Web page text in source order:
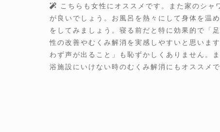
こちらも女性にオススメです。また家のシャ
が良いでしょう。お風呂を熱々にして身体を温
をしてみましょう。寝る前だと特に効果的で「
性の改善やむくみ解消を実感しやすいと思いま
わず声が出ること」も恥ずかしくありません。
浴施設にいけない時のむくみ解消にもオススメで